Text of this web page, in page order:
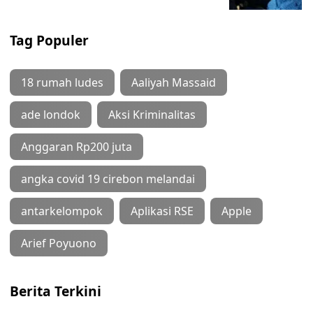
Tag Populer
18 rumah ludes Aaliyah Massaid
ade londok Aksi Kriminalitas
Anggaran Rp200 juta
angka covid 19 cirebon melandai
antarkelompok Aplikasi RSE Apple
Arief Poyuono
Berita Terkini